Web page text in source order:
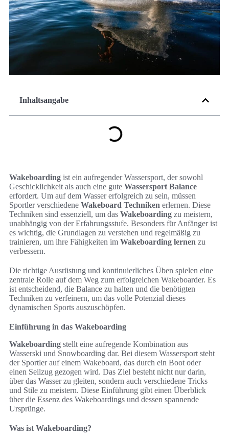
Inhaltsangabe
Wakeboarding ist ein aufregender Wassersport, der sowohl
Geschicklichkeit als auch eine gute Wassersport Balance
erfordert. Um auf dem Wasser erfolgreich zu sein, müssen
Sportler verschiedene Wakeboard Techniken erlernen. Diese
Techniken sind essenziell, um das Wakeboarding zu meistern,
unabhängig von der Erfahrungsstufe. Besonders für Anfänger ist
es wichtig, die Grundlagen zu verstehen und regelmäßig zu
trainieren, um ihre Fähigkeiten im Wakeboarding lernen zu
verbessern.
Die richtige Ausrüstung und kontinuierliches Üben spielen eine
zentrale Rolle auf dem Weg zum erfolgreichen Wakeboarder. Es
ist entscheidend, die Balance zu halten und die benötigten
Techniken zu verfeinern, um das volle Potenzial dieses
dynamischen Sports auszuschöpfen.
Einführung in das Wakeboarding
Wakeboarding stellt eine aufregende Kombination aus
Wasserski und Snowboarding dar. Bei diesem Wassersport steht
der Sportler auf einem Wakeboard, das durch ein Boot oder
einen Seilzug gezogen wird. Das Ziel besteht nicht nur darin,
über das Wasser zu gleiten, sondern auch verschiedene Tricks
und Stile zu meistern. Diese Einführung gibt einen Überblick
über die Essenz des Wakeboardings und dessen spannende
Ursprünge.
Was ist Wakeboarding?